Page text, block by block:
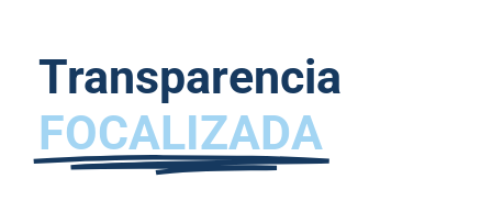
Transparencia
FOCALIZADA